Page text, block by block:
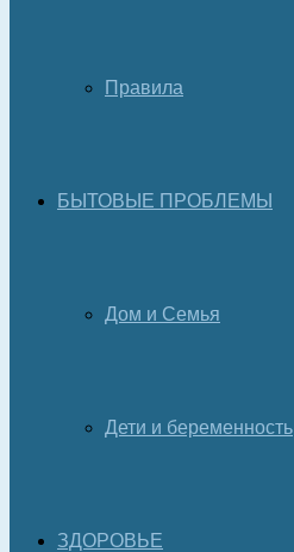
Правила
БЫТОВЫЕ ПРОБЛЕМЫ
Дом и Семья
Дети и беременность
ЗДОРОВЬЕ